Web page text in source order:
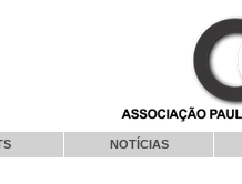
NOTÍCIAS